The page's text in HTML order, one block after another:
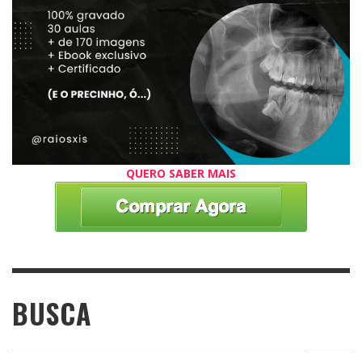
QUERO SABER MAIS
BUSCA